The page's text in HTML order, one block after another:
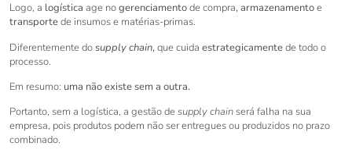
Logo, a logística age nogerenciamentode compra, armazenamentoe
transportede insumos e matérias-primas.
Diferentemente dosupply chain,que cuida estrategicamentede todo o
processo.
Em resumo: uma não existe sem a outra.
Portanto, sem a logística, a gestão desupply chain será falha na sua
empresa, pois produtos podem não ser entregues ou produzidos no prazo
combinado.